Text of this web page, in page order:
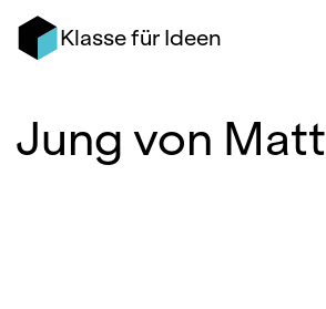
Klasse für Ideen
Jung von Matt